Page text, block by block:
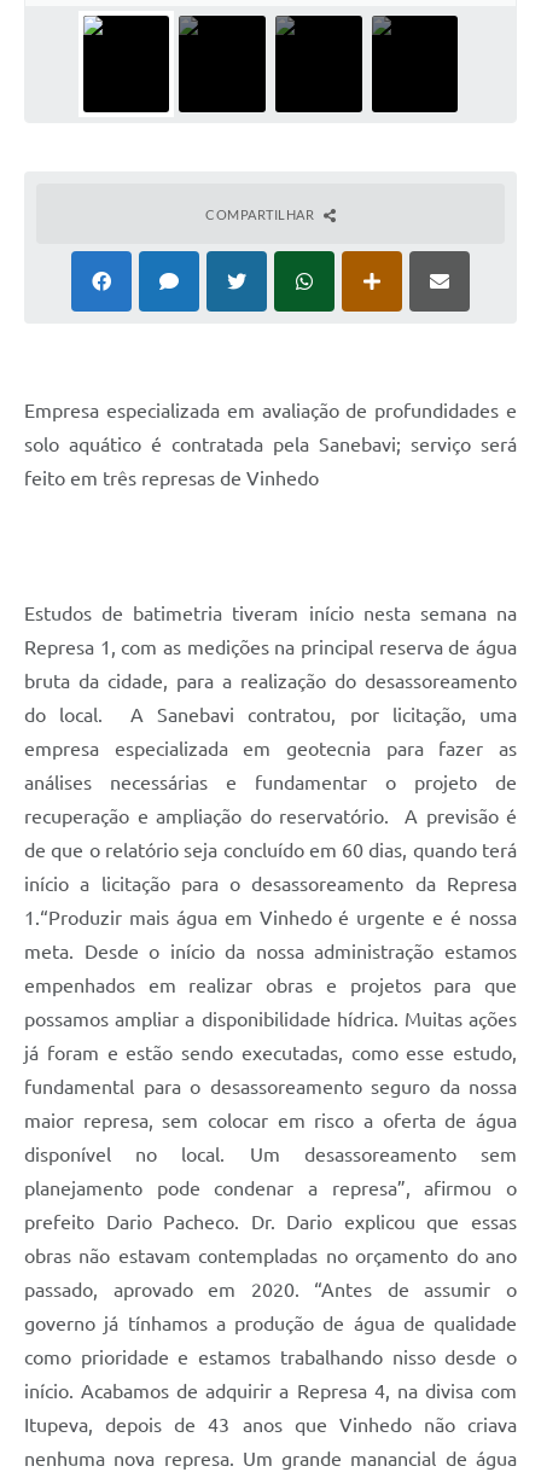
COMPARTILHAR
Empresa especializada em avaliação de profundidades e
solo aquático é contratada pela Sanebavi; serviço será
feito em três represas de Vinhedo
Estudos de batimetria tiveram início nesta semana na
Represa 1, com as medições na principal reserva de água
bruta da cidade, para a realização do desassoreamento
do local. A Sanebavi contratou, por licitação, uma
empresa especializada em geotecnia para fazer as
análises necessárias e fundamentar o projeto de
recuperação e ampliação do reservatório. A previsão é
de que o relatório seja concluído em 60 dias, quando terá
início a licitação para o desassoreamento da Represa
1.“Produzir mais água em Vinhedo é urgente e é nossa
meta. Desde o início da nossa administração estamos
empenhados em realizar obras e projetos para que
possamos ampliar a disponibilidade hídrica. Muitas ações
já foram e estão sendo executadas, como esse estudo,
fundamental para o desassoreamento seguro da nossa
maior represa, sem colocar em risco a oferta de água
disponível no local. Um desassoreamento sem
planejamento pode condenar a represa”, afirmou o
prefeito Dario Pacheco. Dr. Dario explicou que essas
obras não estavam contempladas no orçamento do ano
passado, aprovado em 2020. “Antes de assumir o
governo já tínhamos a produção de água de qualidade
como prioridade e estamos trabalhando nisso desde o
início. Acabamos de adquirir a Represa 4, na divisa com
Itupeva, depois de 43 anos que Vinhedo não criava
nenhuma nova represa. Um grande manancial de água